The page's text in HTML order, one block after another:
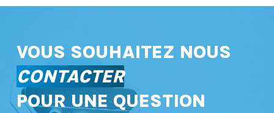
VOUS SOUHAITEZ NOUS
CONTACTER
POUR UNE QUESTION